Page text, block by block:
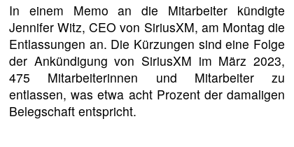
In einem Memo an die Mitarbeiter kündigte
Jennifer Witz, CEO von SiriusXM, am Montag die
Entlassungen an. Die Kürzungen sind eine Folge
der Ankündigung von SiriusXM im März 2023,
475 Mitarbeiterinnen und Mitarbeiter zu
entlassen, was etwa acht Prozent der damaligen
Belegschaft entspricht.